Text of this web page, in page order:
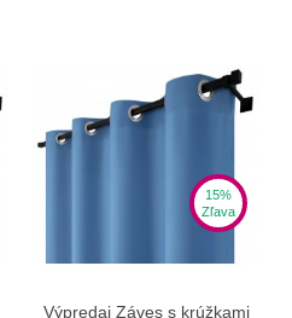
15%
Zľava
Výpredaj Záves s krúžkami